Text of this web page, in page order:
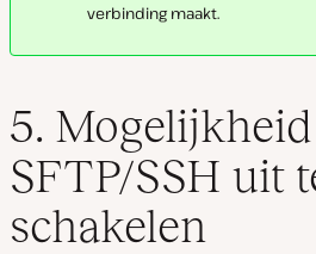
verbinding maakt.
5.
SFTP/SSH uit
schakelen